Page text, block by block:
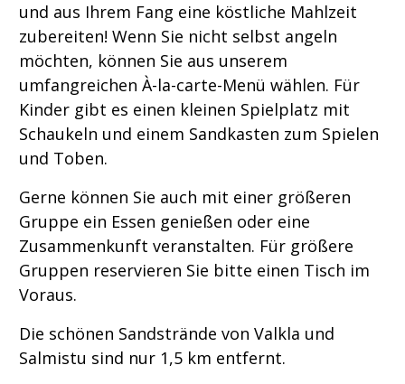
und aus Ihrem Fang eine köstliche Mahlzeit
zubereiten! Wenn Sie nicht selbst angeln
möchten, können Sie aus unserem
umfangreichen À-la-carte-Menü wählen. Für
Kinder gibt es einen kleinen Spielplatz mit
Schaukeln und einem Sandkasten zum Spielen
und Toben.
Gerne können Sie auch mit einer größeren
Gruppe ein Essen genießen oder eine
Zusammenkunft veranstalten. Für größere
Gruppen reservieren Sie bitte einen Tisch im
Voraus.
Die schönen Sandstrände von Valkla und
Salmistu sind nur 1,5 km entfernt.